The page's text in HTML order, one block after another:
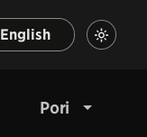
English
Pori